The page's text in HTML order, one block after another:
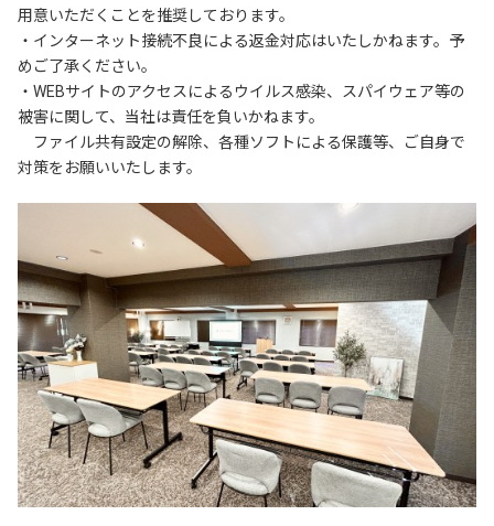
用意いただくことを推奨しております。
・インターネット接続不良による返金対応はいたしかねます。予
めご了承ください。
・WEBサイトのアクセスによるウイルス感染、スパイウェア等の
被害に関して、当社は責任を負いかねます。
ファイル共有設定の解除、各種ソフトによる保護等、ご自身で
対策をお願いいたします。